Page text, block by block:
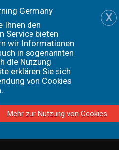
Germany
Ihnen den
Service bieten.
wir Informationen
in sogenannten
die Nutzung
erklären Sie sich
von Cookies
Mehr zur Nutzung von Cookies
x